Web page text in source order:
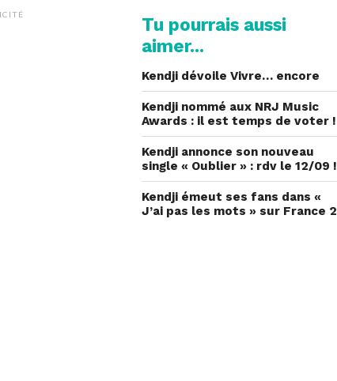
Tu pourrais aussi
aimer...
Kendji dévoile Vivre… encore
Kendji nommé aux NRJ Music
Awards : il est temps de voter !
Kendji annonce son nouveau
single « Oublier » : rdv le 12/09 !
Kendji émeut ses fans dans «
J’ai pas les mots » sur France 2